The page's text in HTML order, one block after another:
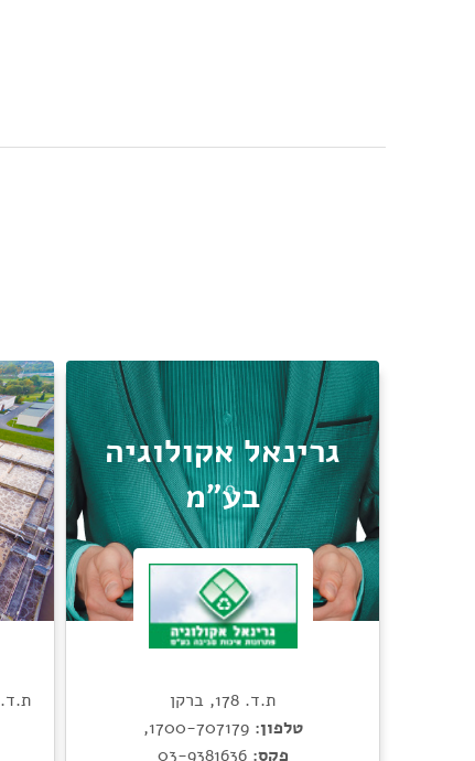
גרינאל אקולוגיה
בע"מ
ת.ד. 178, ברקן
טלפון: 1700-707179
,
פקס: 03-9381636
ת.ד. 25555, צ'ק פוסט חיפה, 3125402